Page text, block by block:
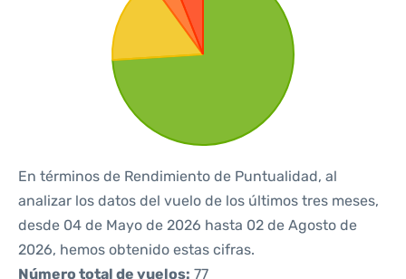
En términos de Rendimiento de Puntualidad, al
analizar los datos del vuelo de los últimos tres meses,
desde 04 de Mayo de 2026 hasta 02 de Agosto de
2026, hemos obtenido estas cifras.
Número total de vuelos: 77